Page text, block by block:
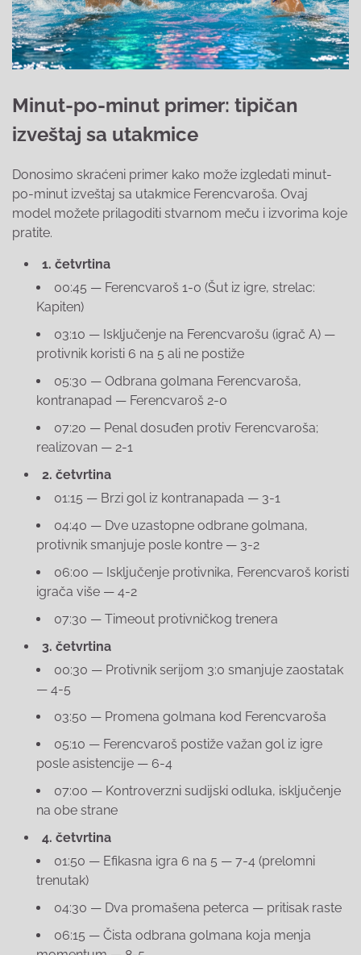
Minut-po-minut primer: tipičan
izveštaj sa utakmice
Donosimo skraćeni primer kako može izgledati minut-
po-minut izveštaj sa utakmice Ferencvaroša. Ovaj
model možete prilagoditi stvarnom meču i izvorima koje
pratite.
1. četvrtina
00:45 — Ferencvaroš 1-0 (Šut iz igre, strelac:
Kapiten)
03:10 — Isključenje na Ferencvarošu (igrač A) —
protivnik koristi 6 na 5 ali ne postiže
05:30 — Odbrana golmana Ferencvaroša,
kontranapad — Ferencvaroš 2-0
07:20 — Penal dosuđen protiv Ferencvaroša;
realizovan — 2-1
2. četvrtina
01:15 — Brzi gol iz kontranapada — 3-1
04:40 — Dve uzastopne odbrane golmana,
protivnik smanjuje posle kontre — 3-2
06:00 — Isključenje protivnika, Ferencvaroš koristi
igrača više — 4-2
07:30 — Timeout protivničkog trenera
3. četvrtina
00:30 — Protivnik serijom 3:0 smanjuje zaostatak
— 4-5
03:50 — Promena golmana kod Ferencvaroša
05:10 — Ferencvaroš postiže važan gol iz igre
posle asistencije — 6-4
07:00 — Kontroverzni sudijski odluka, isključenje
na obe strane
4. četvrtina
01:50 — Efikasna igra 6 na 5 — 7-4 (prelomni
trenutak)
04:30 — Dva promašena peterca — pritisak raste
06:15 — Čista odbrana golmana koja menja